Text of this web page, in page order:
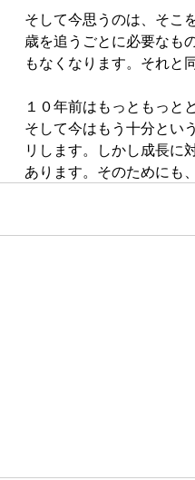
そして今思うのは、そこ
歳を追うごとに必要なも
もなくなります。それと
１０年前はもっともっと
そして今はもう十分とい
リします。しかし成長に
あります。そのためにも